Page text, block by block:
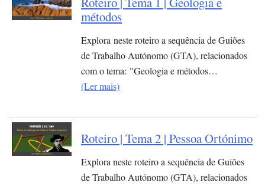
métodos
Explora neste roteiro a sequência de Guiões
de Trabalho Autónomo (GTA), relacionados
com o tema: "Geologia e métodos…
(Ler mais)
Roteiro | Tema 2 | Pessoa Ortónimo
Explora neste roteiro a sequência de Guiões
de Trabalho Autónomo (GTA), relacionados